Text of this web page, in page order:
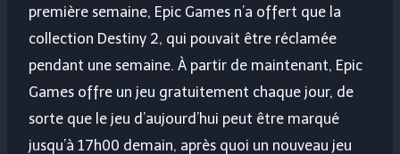
première semaine, Epic Games n’a offert que la
collection Destiny 2, qui pouvait être réclamée
pendant une semaine. À partir de maintenant, Epic
Games offre un jeu gratuitement chaque jour, de
sorte que le jeu d’aujourd’hui peut être marqué
jusqu’à 17h00 demain, après quoi un nouveau jeu